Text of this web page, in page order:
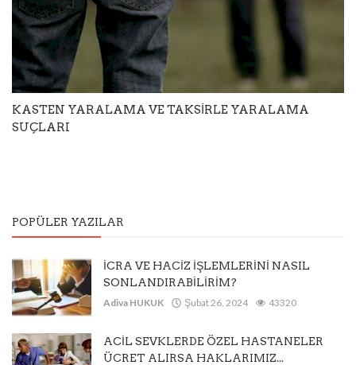
KASTEN YARALAMA VE TAKSİRLE YARALAMA
SUÇLARI
POPÜLER YAZILAR
İCRA VE HACİZ İŞLEMLERİNİ NASIL
SONLANDIRABİLİRİM?
Adiva HUKUK Şubat 26, 2024 43320
ACİL SEVKLERDE ÖZEL HASTANELER
ÜCRET ALIRSA HAKLARIMIZ...